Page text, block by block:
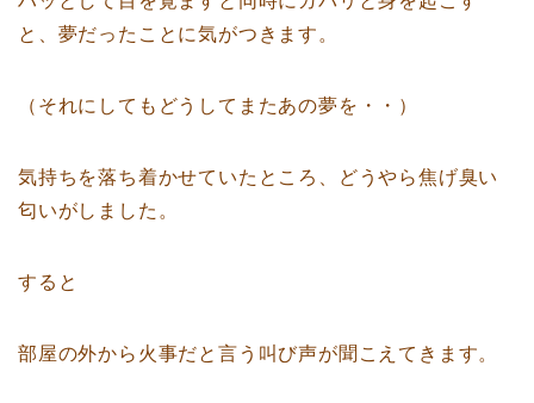
と、夢だったことに気がつきます。
（それにしてもどうしてまたあの夢を・・）
気持ちを落ち着かせていたところ、どうやら焦げ臭い
匂いがしました。
すると
部屋の外から火事だと言う叫び声が聞こえてきます。